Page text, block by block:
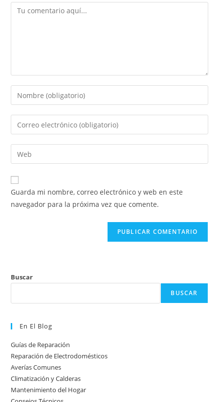
Comentario
Introduce
tu
nombre
de
usuario
para
comentar
Introduce
tu
dirección
de
electrónico
para
comentar
Introduce
la
URL
de
Guarda mi nombre, correo electrónico y web en este
navegador para la próxima vez que comente.
Buscar
BUSCAR
En El Blog
Guías de Reparación
Reparación de Electrodomésticos
Averías Comunes
Climatización y Calderas
Mantenimiento del Hogar